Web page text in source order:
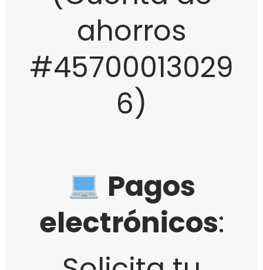
ahorros
#45700013029
6)
Pagos
electrónicos: